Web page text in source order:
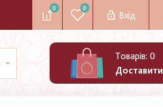
0 0
Вхід
Товарів: 0
Доставити